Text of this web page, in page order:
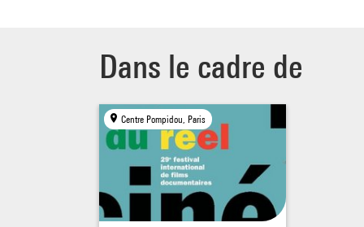
Dans le cadre de
Centre Pompidou, Paris